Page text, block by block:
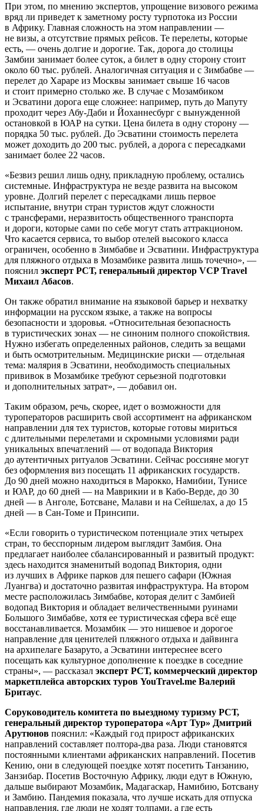
При этом, по мнению экспертов, упрощение визового режима
вряд ли приведет к заметному росту турпотока из России
в Африку. Главная сложность на этом направлении —
не визы, а отсутствие прямых рейсов. Те перелеты, которые
есть, — очень долгие и дорогие. Так, дорога до столицы
Замбии занимает более суток, а билет в одну сторону стоит
около 60 тыс. рублей. Аналогичная ситуация и с Зимбабве —
перелет до Хараре из Москвы занимает свыше 16 часов
и стоит примерно столько же. В случае с Мозамбиком
и Эсватини дорога еще сложнее: например, путь до Мапуту
проходит через Абу-Даби и Йоханнесбург с вынужденной
остановкой в ЮАР на сутки. Цена билета в одну сторону —
порядка 50 тыс. рублей. До Эсватини стоимость перелета
может доходить до 200 тыс. рублей, а дорога с пересадками
занимает более 22 часов.
«Безвиз решил лишь одну, прикладную проблему, остались
системные. Инфраструктура не везде развита на высоком
уровне. Долгий перелет с пересадками лишь первое
испытание, внутри стран туристов ждут сложности
с трансферами, неразвитость общественного транспорта
и дороги, которые сами по себе могут стать аттракционом.
Что касается сервиса, то выбор отелей высокого класса
ограничен, особенно в Зимбабве и Эсватини. Инфраструктура
для пляжного отдыха в Мозамбике развита лишь точечно», —
пояснил эксперт РСТ, генеральный директор VCP Travel
Михаил Абасов.
Он также обратил внимание на языковой барьер и нехватку
информации на русском языке, а также на вопросы
безопасности и здоровья. «Относительная безопасность
в туристических зонах — не синоним полного спокойствия.
Нужно избегать определенных районов, следить за вещами
и быть осмотрительным. Медицинские риски — отдельная
тема: малярия в Эсватини, необходимость специальных
прививок в Мозамбике требуют серьезной подготовки
и дополнительных затрат», — добавил он.
Таким образом, речь, скорее, идет о возможности для
туроператоров расширить свой ассортимент на африканском
направлении для тех туристов, которые готовы мириться
с длительными перелетами и скромными условиями ради
уникальных впечатлений — от водопада Виктория
до аутентичных ритуалов Эсватини. Сейчас россияне могут
без оформления виз посещать 11 африканских государств.
До 90 дней можно находиться в Марокко, Намибии, Тунисе
и ЮАР, до 60 дней — на Маврикии и в Кабо-Верде, до 30
дней — в Анголе, Ботсване, Малави и на Сейшелах, а до 15
дней — в Сан-Томе и Принсипи.
«Если говорить о туристическом потенциале этих четырех
стран, то бесспорным лидером выглядит Замбия. Она
предлагает наиболее сбалансированный и развитый продукт:
здесь находится знаменитый водопад Виктория, одни
из лучших в Африке парков для пешего сафари (Южная
Луангва) и достаточно развитая инфраструктура. На втором
месте расположилась Зимбабве, которая делит с Замбией
водопад Виктория и обладает величественными руинами
Большого Зимбабве, хотя ее туристическая сфера всё еще
восстанавливается. Мозамбик — это нишевое и дорогое
направление для ценителей пляжного отдыха и дайвинга
на архипелаге Базаруто, а Эсватини интереснее всего
посещать как культурное дополнение к поездке в соседние
страны», — рассказал эксперт РСТ, коммерческий директор
маркетплейса авторских туров YouTravel.me Валерий
Бритаус.
Соруководитель комитета по выездному туризму РСТ,
генеральный директор туроператора «Арт Тур» Дмитрий
Арутюнов пояснил: «Каждый год прирост африканских
направлений составляет полтора-два раза. Люди становятся
постоянными клиентами африканских направлений. Посетив
Кению, они в следующей поездке хотят посетить Танзанию,
Занзибар. Посетив Восточную Африку, люди едут в Южную,
дальше выбирают Мозамбик, Мадагаскар, Намибию, Ботсвану
и Замбию. Пандемия показала, что лучше искать для отпуска
направления, где люди не ходят толпами, а где есть